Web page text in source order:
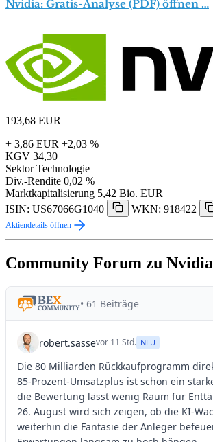
Nvidia: Gratis-Analyse (PDF) öffnen …
193,68 EUR
+ 3,86 EUR +2,03 %
KGV 34,30
Sektor Technologie
Div.-Rendite 0,02 %
Marktkapitalisierung 5,42 Bio. EUR
ISIN: US67066G1040
WKN: 918422
Aktiendetails öffnen
Community Forum zu Nvidia